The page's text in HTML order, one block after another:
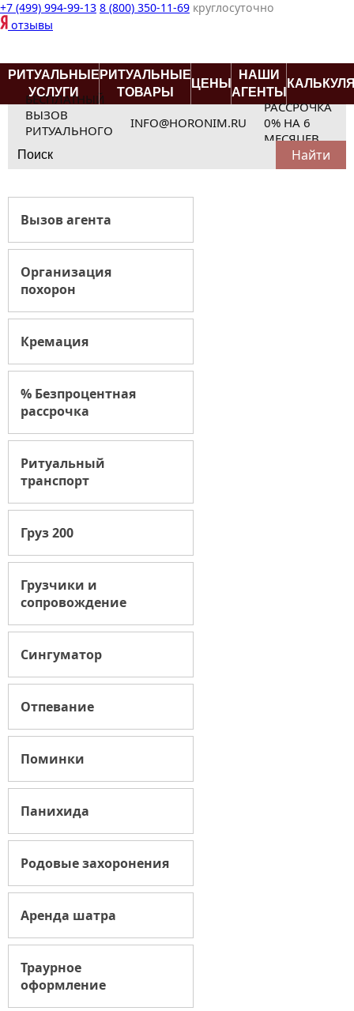
+7 (499) 994-99-13 8 (800) 350-11-69 круглосуточно
отзывы
РИТУАЛЬНЫЕ
УСЛУГИ
РИТУАЛЬНЫЕ
ТОВАРЫ
ЦЕНЫ
НАШИ
АГЕНТЫ
БЕСПЛАТНЫЙ
ВЫЗОВ
РИТУАЛЬНОГО
АГЕНТА
INFO@HORONIM.RU
РАССРОЧКА
0% НА 6
МЕСЯЦЕВ
for:
Вызов агента
Организация
похорон
Кремация
% Безпроцентная
рассрочка
Ритуальный
транспорт
Груз 200
Грузчики и
сопровождение
Сингуматор
Отпевание
Поминки
Панихида
Родовые захоронения
Аренда шатра
Траурное
оформление